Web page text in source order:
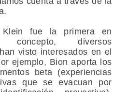
Klein fue la primera en
diversos
visto interesados en el
ejemplo, Bion aporta los
beta (experiencias
que se evacuan por